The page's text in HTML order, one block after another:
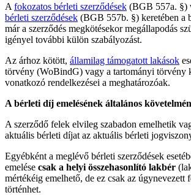
A fokozatos bérleti szerződések (BGB 557a. §)
bérleti szerződések (BGB 557b. §) keretében a
már a szerződés megkötésekor megállapodás
igényel további külön szabályozást.
Az árhoz kötött, államilag támogatott lakások
törvény (WoBindG) vagy a tartományi törvény
vonatkozó rendelkezései a meghatározóak.
A bérleti díj emelésének általános
A szerződő felek elvileg szabadon emelhetik
aktuális bérleti díjat az aktuális bérleti
Egyébként a meglévő bérleti szerződések
emelése csak a helyi összehasonlító lakbér
mértékéig emelhető, de ez csak az úgynevezett
történhet.